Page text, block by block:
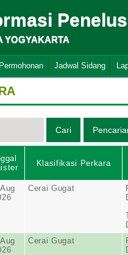
YOGYAKARTA
Jadwal Sidang
Klasifikasi Perkara
Cerai Gugat
Cerai Gugat